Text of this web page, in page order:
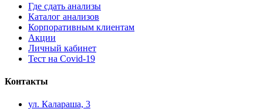
Где сдать анализы
Каталог анализов
Корпоративным клиентам
Акции
Личный кабинет
Тест на Covid-19
Контакты
ул. ​Калараша, 3